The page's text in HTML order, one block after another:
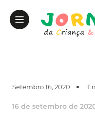
Setembro 16, 2020
16 de setembro de